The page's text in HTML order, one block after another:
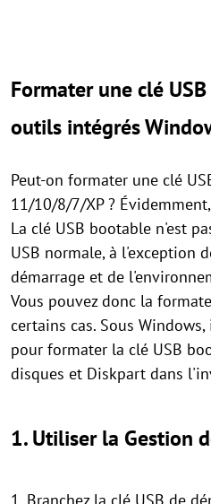
Formater une clé
outils intégrés
Peut-on formater une clé
11/10/8/7/XP ?
La clé USB bootable n'est
USB normale, à l'exception
démarrage et de
Vous pouvez donc la
certains cas. Sous
pour formater la clé USB
disques et Diskpart dans
1. Utiliser la Gestion